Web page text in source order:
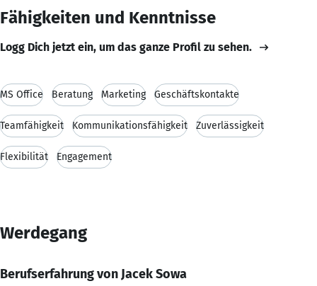
Fähigkeiten und Kenntnisse
Logg Dich jetzt ein, um das ganze Profil zu sehen.
MS Office Beratung Marketing Geschäftskontakte
Teamfähigkeit Kommunikationsfähigkeit Zuverlässigkeit
Flexibilität Engagement
Werdegang
Berufserfahrung von Jacek Sowa